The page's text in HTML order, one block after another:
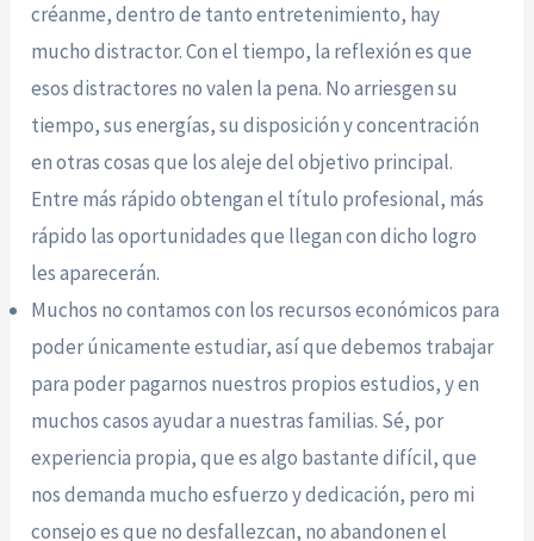
créanme, dentro de tanto entretenimiento, hay
mucho distractor. Con el tiempo, la reflexión es que
esos distractores no valen la pena. No arriesgen su
tiempo, sus energías, su disposición y concentración
en otras cosas que los aleje del objetivo principal.
Entre más rápido obtengan el título profesional, más
rápido las oportunidades que llegan con dicho logro
les aparecerán.
Muchos no contamos con los recursos económicos para
poder únicamente estudiar, así que debemos trabajar
para poder pagarnos nuestros propios estudios, y en
muchos casos ayudar a nuestras familias. Sé, por
experiencia propia, que es algo bastante difícil, que
nos demanda mucho esfuerzo y dedicación, pero mi
consejo es que no desfallezcan, no abandonen el